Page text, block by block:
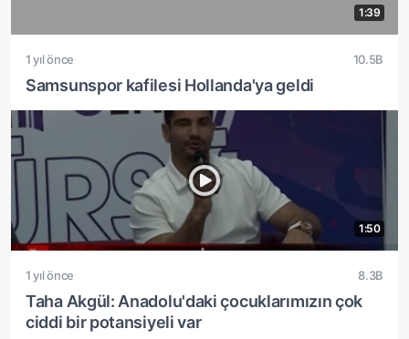
1:39
1 yıl önce 10.5B
Samsunspor kafilesi Hollanda'ya geldi
1:50
1 yıl önce 8.3B
Taha Akgül: Anadolu'daki çocuklarımızın çok
ciddi bir potansiyeli var